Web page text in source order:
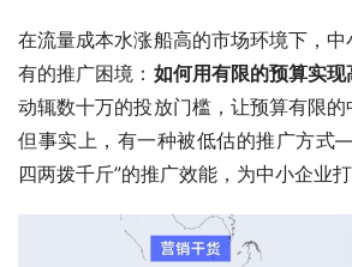
在流量成本水涨船高的市场环境下，
有的推广困境： 如何用有限的预算实现
动辄数十万的投放门槛，让预算有限的
但事实上，有一种被低估的推广方式
四两拨千斤”的推广效能，为中小企业